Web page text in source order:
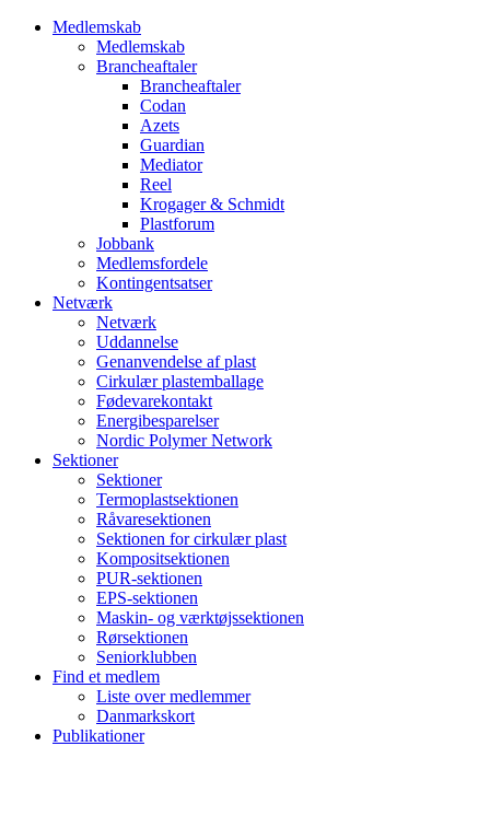
Medlemskab
Medlemskab
Brancheaftaler
Brancheaftaler
Codan
Azets
Guardian
Mediator
Reel
Krogager & Schmidt
Plastforum
Jobbank
Medlemsfordele
Kontingentsatser
Netværk
Netværk
Uddannelse
Genanvendelse af plast
Cirkulær plastemballage
Fødevarekontakt
Energibesparelser
Nordic Polymer Network
Sektioner
Sektioner
Termoplastsektionen
Råvaresektionen
Sektionen for cirkulær plast
Kompositsektionen
PUR-sektionen
EPS-sektionen
Maskin- og værktøjssektionen
Rørsektionen
Seniorklubben
Find et medlem
Liste over medlemmer
Danmarkskort
Publikationer